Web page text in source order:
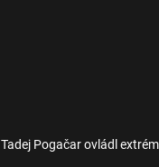
Tadej Pogačar ovládl